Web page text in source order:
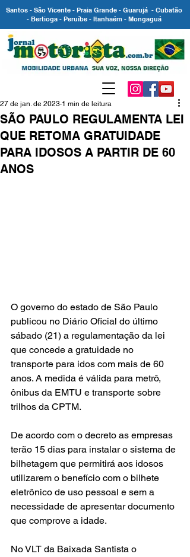
Santos - São Vicente - Praia Grande - Guarujá - Cubatão
- Bertioga - Peruíbe - Itanhaém - Mongaguá
SÃO PAULO REGULAMENTA LEI
QUE RETOMA GRATUIDADE
PARA IDOSOS A PARTIR DE 60
ANOS
27 de jan. de 2023 1 min de leitura
O governo do estado de São Paulo
publicou no Diário Oficial do último
sábado (21) a regulamentação da lei
que concede a gratuidade no
transporte para idos com mais de 60
anos. A medida é válida para metrô,
ônibus da EMTU e transporte sobre
trilhos da CPTM.
De acordo com o decreto as empresas
terão 15 dias para instalar o sistema de
bilhetagem que permitirá aos idosos
utilizarem o benefício com o bilhete
eletrônico de uso pessoal e sem a
necessidade de apresentar documento
que comprove a idade.
No VLT da Baixada Santista o